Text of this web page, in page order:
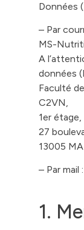
Données
– Par
MS-
A
données
Faculté
C2VN,
1er étage,
27
13005
– Par mail :
1.